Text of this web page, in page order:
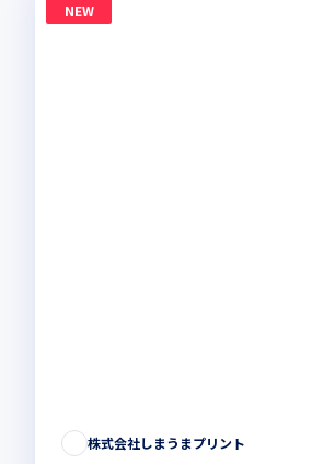
NEW
株式会社しまうまプリント